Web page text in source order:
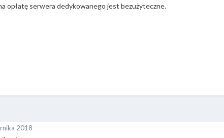
opłatę serwera dedykowanego jest bezużyteczne.
2018